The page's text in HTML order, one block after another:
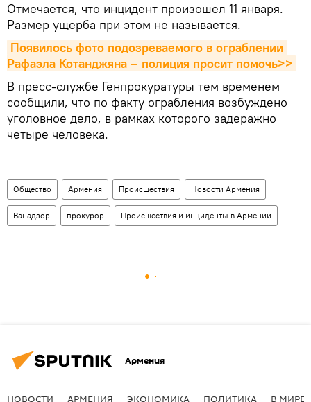
Отмечается, что инцидент произошел 11 января.
Размер ущерба при этом не называется.
Появилось фото подозреваемого в ограблении
Рафаэла Котанджяна – полиция просит помочь>>
В пресс-службе Генпрокуратуры тем временем
сообщили, что по факту ограбления возбуждено
уголовное дело, в рамках которого задеражно
четыре человека.
Общество Армения Происшествия Новости Армения
Ванадзор прокурор Происшествия и инциденты в Армении
Армения
НОВОСТИ АРМЕНИЯ ЭКОНОМИКА ПОЛИТИКА В МИРЕ